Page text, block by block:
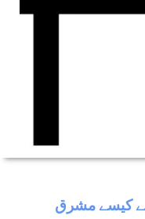
کیسے مشرق